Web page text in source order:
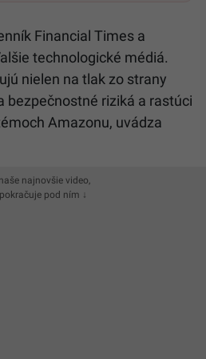
Financial Times a
technologické médiá.
nielen na tlak zo strany
bezpečnostné riziká a rastúci
Amazonu, uvádza
najnovšie video,
pod ním ↓